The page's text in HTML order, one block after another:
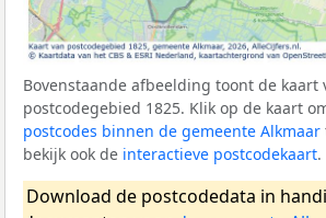
Bovenstaande afbeelding toont de kaart
postcodegebied 1825. Klik op de kaart
postcodes binnen de gemeente Alkmaar
bekijk ook de interactieve postcodekaart.
Download de postcodedata in